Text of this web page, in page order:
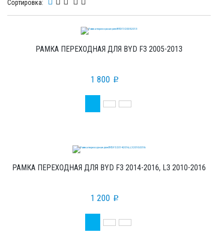
Сортировка:
РАМКА ПЕРЕХОДНАЯ ДЛЯ BYD F3 2005-2013
1 800 p
РАМКА ПЕРЕХОДНАЯ ДЛЯ BYD F3 2014-2016, L3 2010-2016
1 200 p